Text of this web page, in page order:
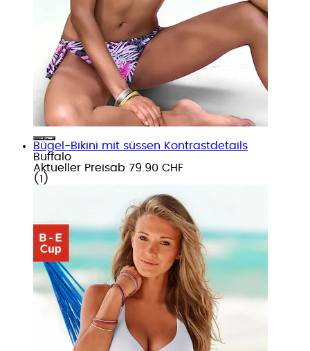
Bügel-Bikini mit süssen Kontrastdetails
Buffalo
Aktueller Preisab 79.90 CHF
( 1 )